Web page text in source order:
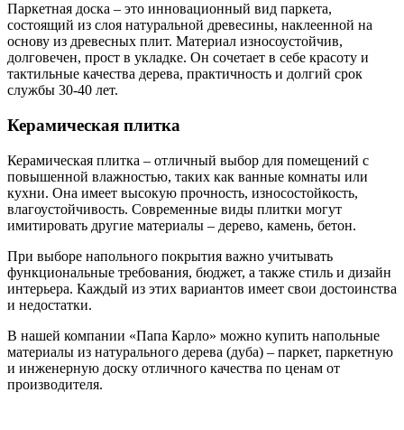
Паркетная доска – это инновационный вид паркета,
состоящий из слоя натуральной древесины, наклеенной на
основу из древесных плит. Материал износоустойчив,
долговечен, прост в укладке. Он сочетает в себе красоту и
тактильные качества дерева, практичность и долгий срок
службы 30-40 лет.
Керамическая плитка
Керамическая плитка – отличный выбор для помещений с
повышенной влажностью, таких как ванные комнаты или
кухни. Она имеет высокую прочность, износостойкость,
влагоустойчивость. Современные виды плитки могут
имитировать другие материалы – дерево, камень, бетон.
При выборе напольного покрытия важно учитывать
функциональные требования, бюджет, а также стиль и дизайн
интерьера. Каждый из этих вариантов имеет свои достоинства
и недостатки.
В нашей компании «Папа Карло» можно купить напольные
материалы из натурального дерева (дуба) – паркет, паркетную
и инженерную доску отличного качества по ценам от
производителя.